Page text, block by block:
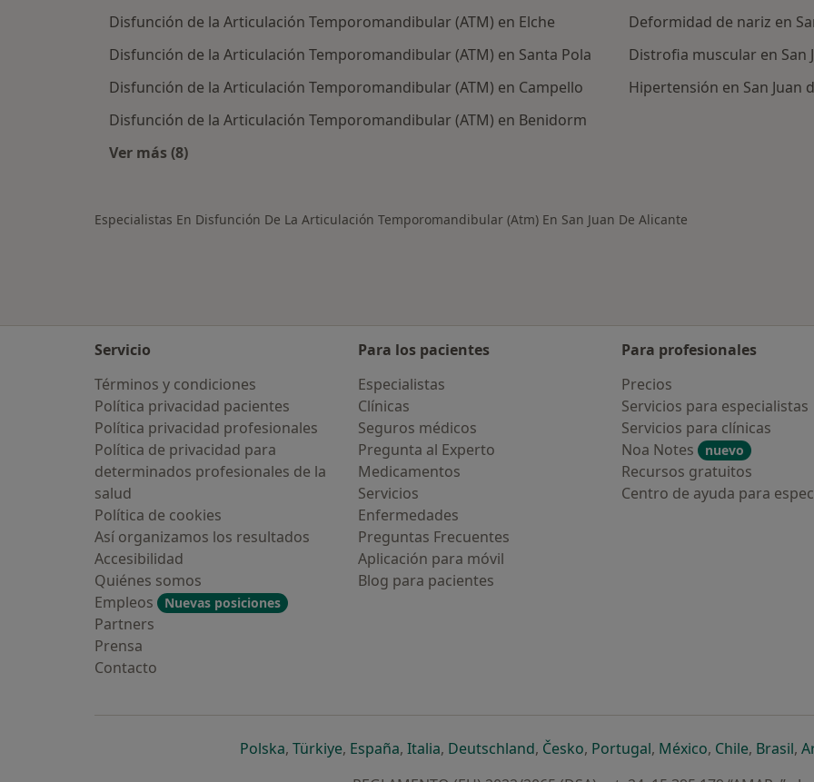
Disfunción de la Articulación Temporomandibular (ATM) en Elche
Disfunción de la Articulación Temporomandibular (ATM) en Santa Pola
Disfunción de la Articulación Temporomandibular (ATM) en Campello
Disfunción de la Articulación Temporomandibular (ATM) en Benidorm
Ver más (8)
Deformidad de nariz en
Distrofia muscular en San
Hipertensión en San Juan
Especialistas En Disfunción De La Articulación Temporomandibular (Atm) En San Juan De Alicante
Servicio
Términos y condiciones
Política privacidad pacientes
Política privacidad profesionales
Política de privacidad para
determinados profesionales de la
salud
Política de cookies
Así organizamos los resultados
Accesibilidad
Quiénes somos
Empleos
Nuevas posiciones
Partners
Prensa
Contacto
Para los pacientes
Especialistas
Clínicas
Seguros médicos
Pregunta al Experto
Medicamentos
Servicios
Enfermedades
Preguntas Frecuentes
Aplicación para móvil
Blog para pacientes
Para profesionales
Precios
Servicios para especialistas
Servicios para clínicas
Noa Notes
nuevo
Recursos gratuitos
Centro de ayuda para
Polskase abre en una nueva pestaña
, Türkiyese abre en una nueva pestaña
, Españase abre en una nueva pestaña
, Italiase abre en una nueva pestaña
, Deutschlandse abre en una nueva pestaña
, Českose abre en una nueva pestaña
, Portugalse abre en una nueva
, Méxicose abre en una
, Chilese abre
, Brasilse
,